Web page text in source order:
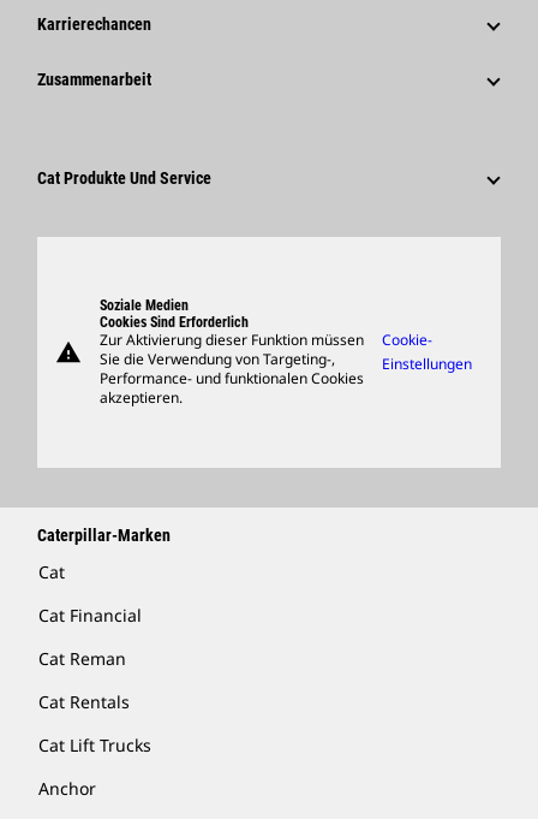
Verhaltenskodex
Innovation
Unternehmensweite Pressemitteilungen
Karrierechancen
Warum Caterpillar?
Zusammenarbeit
Lieferanten
Cat Produkte Und Service
Support
Merchandise
Händler Suchen
warning
Soziale Medien
Cookies Sind Erforderlich
Zur Aktivierung dieser Funktion müssen
Sie die Verwendung von Targeting-,
Performance- und funktionalen Cookies
akzeptieren.
Cookie-
Einstellungen
Caterpillar-Marken
Cat
Cat Financial
Cat Reman
Cat Rentals
Cat Lift Trucks
Anchor